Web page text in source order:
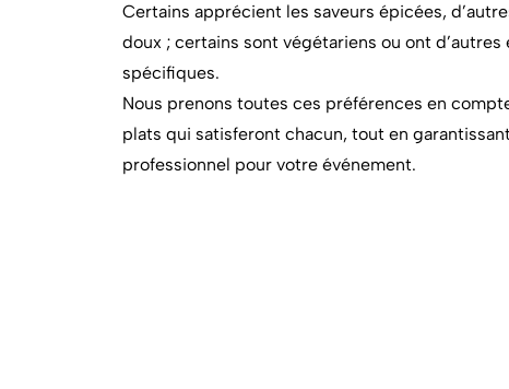
Certains apprécient les saveurs épicées,
doux ; certains sont végétariens ou ont
spécifiques.
Nous prenons toutes ces préférences en
plats qui satisferont chacun, tout en
professionnel pour votre événement.